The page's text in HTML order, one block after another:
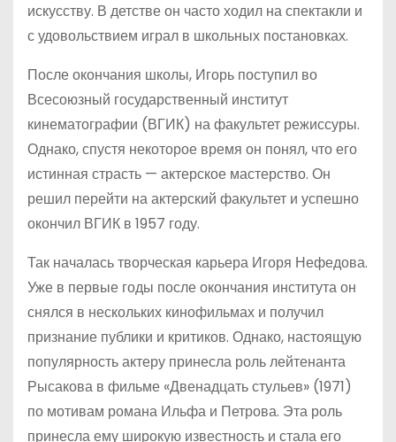
искусству. В детстве он часто ходил на спектакли и
с удовольствием играл в школьных постановках.
После окончания школы, Игорь поступил во
Всесоюзный государственный институт
кинематографии (ВГИК) на факультет режиссуры.
Однако, спустя некоторое время он понял, что его
истинная страсть — актерское мастерство. Он
решил перейти на актерский факультет и успешно
окончил ВГИК в 1957 году.
Так началась творческая карьера Игоря Нефедова.
Уже в первые годы после окончания института он
снялся в нескольких кинофильмах и получил
признание публики и критиков. Однако, настоящую
популярность актеру принесла роль лейтенанта
Рысакова в фильме «Двенадцать стульев» (1971)
по мотивам романа Ильфа и Петрова. Эта роль
принесла ему широкую известность и стала его